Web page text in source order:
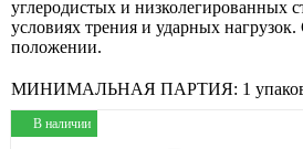
углеродистых и низколегированных
условиях трения и ударных
положении.
МИНИМАЛЬНАЯ ПАРТИЯ: 1
В наличии